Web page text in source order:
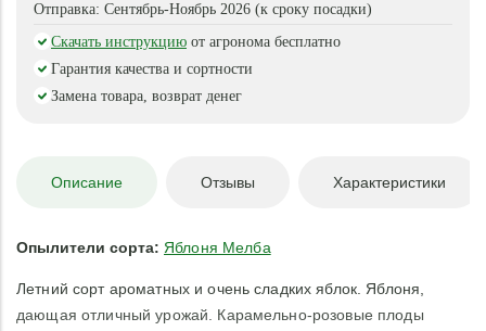
Отправка: Сентябрь-Ноябрь 2026 (к сроку посадки)
Скачать инструкцию от агронома бесплатно
Гарантия качества и сортности
Замена товара, возврат денег
Описание Отзывы Характеристики
Опылители сорта: Яблоня Мелба
Летний сорт ароматных и очень сладких яблок. Яблоня,
дающая отличный урожай. Карамельно-розовые плоды